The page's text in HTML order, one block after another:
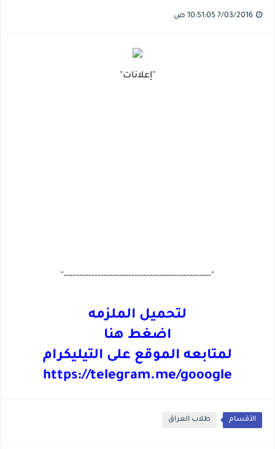
"إعلانات"
"------------------------------------------------"
لتحميل الملزمه
اضغط هنا
لمتابعه الموقع على التيليكرام
https://telegram.me/gooogle
الأقسام طلاب العراق